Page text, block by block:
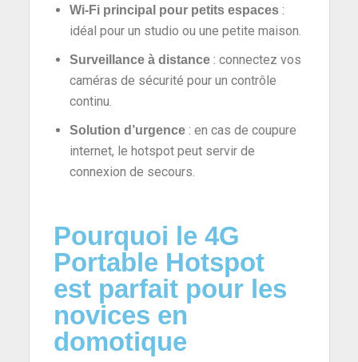
Wi-Fi principal pour petits espaces:
idéal pour un studio ou une petite maison.
Surveillance à distance: connectez vos
caméras de sécurité pour un contrôle
continu.
Solution d’urgence: en cas de coupure
internet, le hotspot peut servir de
connexion de secours.
Pourquoi le 4G
Portable Hotspot
est parfait pour les
novices en
domotique